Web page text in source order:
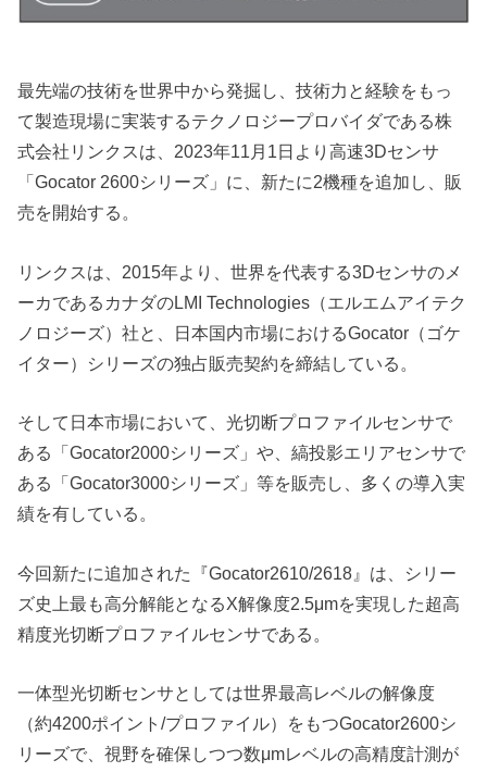
最先端の技術を世界中から発掘し、技術力と経験をもっ
て製造現場に実装するテクノロジープロバイダである株
式会社リンクスは、2023年11月1日より高速3Dセンサ
「Gocator 2600シリーズ」に、新たに2機種を追加し、販
売を開始する。
リンクスは、2015年より、世界を代表する3Dセンサのメ
ーカであるカナダのLMI Technologies（エルエムアイテク
ノロジーズ）社と、日本国内市場におけるGocator（ゴケ
イター）シリーズの独占販売契約を締結している。
そして日本市場において、光切断プロファイルセンサで
ある「Gocator2000シリーズ」や、縞投影エリアセンサで
ある「Gocator3000シリーズ」等を販売し、多くの導入実
績を有している。
今回新たに追加された『Gocator2610/2618』は、シリー
ズ史上最も高分解能となるX解像度2.5μmを実現した超高
精度光切断プロファイルセンサである。
一体型光切断センサとしては世界最高レベルの解像度
（約4200ポイント/プロファイル）をもつGocator2600シ
リーズで、視野を確保しつつ数μmレベルの高精度計測が